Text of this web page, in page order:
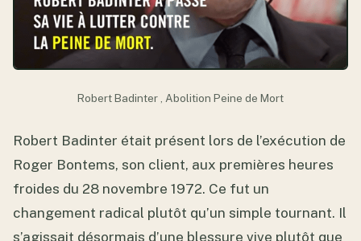
Robert Badinter , Abolition Peine de Mort
Robert Badinter était présent lors de l’exécution de
Roger Bontems, son client, aux premières heures
froides du 28 novembre 1972. Ce fut un
changement radical plutôt qu’un simple tournant. Il
s’agissait désormais d’une blessure vive plutôt que